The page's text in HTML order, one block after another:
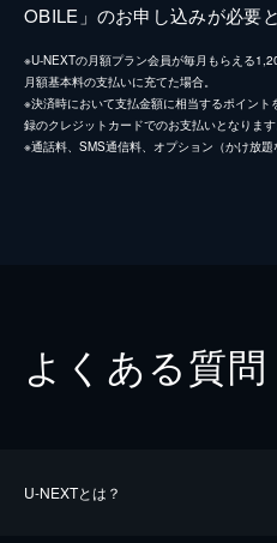
OBILE」のお申し込みが必要
※U-NEXTの月額プラン会員が毎月もらえる
月額基本料の支払いに充てた場合。
※決済時において支払金額に相当するポイン
録のクレジットカードでのお支払いとなります
※通話料、SMS通信料、オプション（かけ放題
よくある質問
U-NEXTとは？